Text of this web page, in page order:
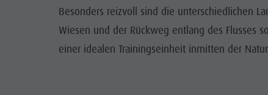
Besonders reizvoll sind die unterschiedlichen
Wiesen und der Rückweg entlang des Flusses
einer idealen Trainingseinheit inmitten der